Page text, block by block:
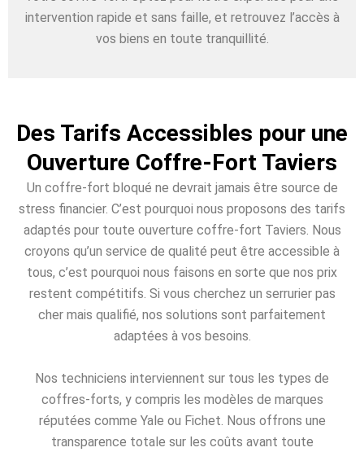
intervention rapide et sans faille, et retrouvez l’accès à
vos biens en toute tranquillité.
Des Tarifs Accessibles pour une
Ouverture Coffre-Fort Taviers
Un coffre-fort bloqué ne devrait jamais être source de
stress financier. C’est pourquoi nous proposons des tarifs
adaptés pour toute ouverture coffre-fort Taviers. Nous
croyons qu’un service de qualité peut être accessible à
tous, c’est pourquoi nous faisons en sorte que nos prix
restent compétitifs. Si vous cherchez un serrurier pas
cher mais qualifié, nos solutions sont parfaitement
adaptées à vos besoins.
Nos techniciens interviennent sur tous les types de
coffres-forts, y compris les modèles de marques
réputées comme Yale ou Fichet. Nous offrons une
transparence totale sur les coûts avant toute